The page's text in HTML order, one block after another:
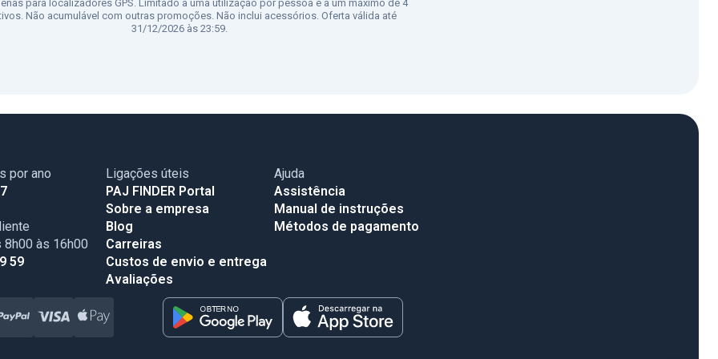
para localizadores GPS. Limitado a uma utilização por pessoa e a um máximo de 4
Não acumulável com outras promoções. Não inclui acessórios. Oferta válida até
31/12/2026 às 23:59.
por ano
às 16h00
59
Ligações úteis
PAJ FINDER Portal
Sobre a empresa
Blog
Carreiras
Custos de envio e entrega
Avaliações
Ajuda
Assistência
Manual de instruções
Métodos de pagamento